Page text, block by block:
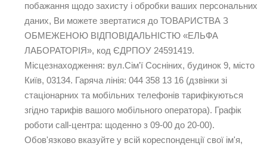
побажання щодо захисту і обробки ваших персональних
даних, Ви можете звертатися до ТОВАРИСТВА З
ОБМЕЖЕНОЮ ВІДПОВІДАЛЬНІСТЮ «ЕЛЬФА
ЛАБОРАТОРІЯ», код ЄДРПОУ 24591419.
Місцезнаходження: вул.Сім'ї Сосніних, будинок 9, місто
Київ, 03134. Гаряча лінія: 044 358 13 16 (дзвінки зі
стаціонарних та мобільних телефонів тарифікуються
згідно тарифів вашого мобільного оператора). Графік
роботи call-центра: щоденно з 09-00 до 20-00).
Обов'язково вказуйте у всій кореспонденції свої ім'я,